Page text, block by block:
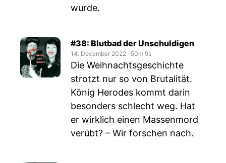
wurde.
#38: Blutbad der Unschuldigen
14. December 2022 ‧ 50m 9s
Die Weihnachtsgeschichte
strotzt nur so von Brutalität.
König Herodes kommt darin
besonders schlecht weg. Hat
er wirklich einen Massenmord
verübt? – Wir forschen nach.